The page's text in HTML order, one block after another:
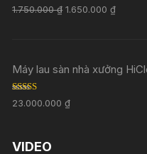
Rated 5.00
out of 5
1.750.000₫ 1.650.000₫
Máy lau sàn nhà xưởng
Rated5.00
out of 5
23.000.000₫
VIDEO